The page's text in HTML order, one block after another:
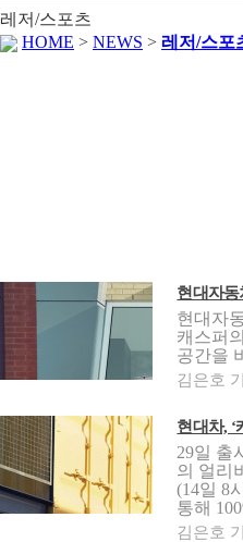
레저/스포츠
HOME > NEWS > 레저/스포
현대자동
현대자
캐스퍼
공간을
김은호
현대차, ‘
29일 출
의 얼리
(14일 8
통해
김은호